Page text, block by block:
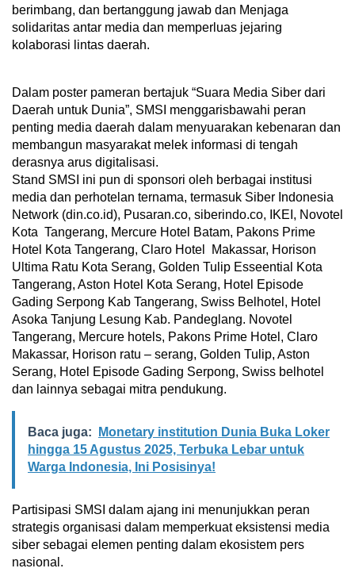
berimbang, dan bertanggung jawab dan Menjaga
solidaritas antar media dan memperluas jejaring
kolaborasi lintas daerah.
Dalam poster pameran bertajuk “Suara Media Siber dari
Daerah untuk Dunia”, SMSI menggarisbawahi peran
penting media daerah dalam menyuarakan kebenaran dan
membangun masyarakat melek informasi di tengah
derasnya arus digitalisasi.
Stand SMSI ini pun di sponsori oleh berbagai institusi
media dan perhotelan ternama, termasuk Siber Indonesia
Network (din.co.id), Pusaran.co, siberindo.co, IKEI, Novotel
Kota Tangerang, Mercure Hotel Batam, Pakons Prime
Hotel Kota Tangerang, Claro Hotel Makassar, Horison
Ultima Ratu Kota Serang, Golden Tulip Esseential Kota
Tangerang, Aston Hotel Kota Serang, Hotel Episode
Gading Serpong Kab Tangerang, Swiss Belhotel, Hotel
Asoka Tanjung Lesung Kab. Pandeglang. Novotel
Tangerang, Mercure hotels, Pakons Prime Hotel, Claro
Makassar, Horison ratu – serang, Golden Tulip, Aston
Serang, Hotel Episode Gading Serpong, Swiss belhotel
dan lainnya sebagai mitra pendukung.
Baca juga:
Monetary institution Dunia Buka Loker
hingga 15 Agustus 2025, Terbuka Lebar untuk
Warga Indonesia, Ini Posisinya!
Partisipasi SMSI dalam ajang ini menunjukkan peran
strategis organisasi dalam memperkuat eksistensi media
siber sebagai elemen penting dalam ekosistem pers
nasional.